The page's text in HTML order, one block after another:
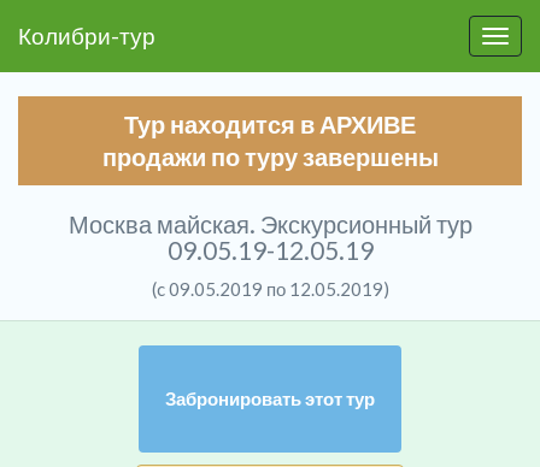
Колибри-тур
Тур находится в АРХИВЕ
продажи по туру завершены
Москва майская. Экскурсионный тур
09.05.19-12.05.19
(c 09.05.2019 по 12.05.2019)
Забронировать этот тур